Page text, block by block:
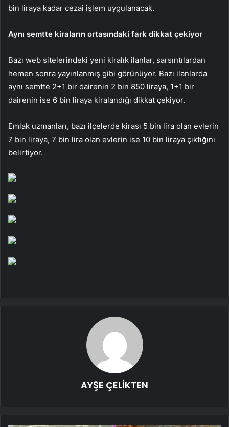
bin liraya kadar cezai işlem uygulanacak.
Aynı semtte kiraların ortasındaki fark dikkat çekiyor
Bazı web sitelerindeki yeni kiralık ilanlar, sarsıntılardan
hemen sonra yayınlanmış gibi görünüyor. Bazı ilanlarda
aynı semtte 2+1 bir dairenin 2 bin 850 liraya, 1+1 bir
dairenin ise 6 bin liraya kiralandığı dikkat çekiyor.
Emlak uzmanları, bazı ilçelerde kirası 5 bin lira olan evlerin
7 bin liraya, 7 bin lira olan evlerin ise 10 bin liraya çıktığını
belirtiyor.
AYŞE ÇELİKTEN